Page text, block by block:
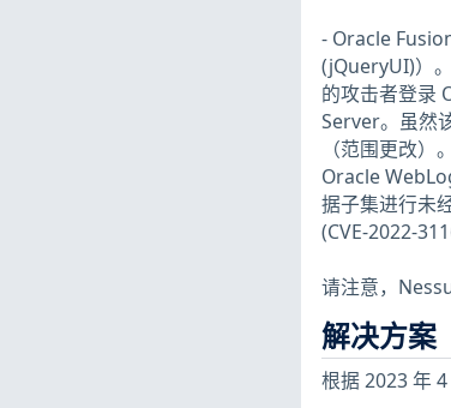
- Oracle
(jQueryUI)）
的攻击者登录
Server。虽然
（范围更改
Oracle
据子集进行未
(CVE-2022-
请注意，
解决方案
根据 2023 年